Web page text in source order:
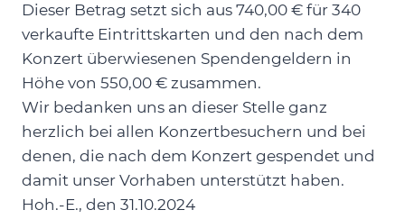
Dieser Betrag setzt sich aus 740,00 € für 340
verkaufte Eintrittskarten und den nach dem
Konzert überwiesenen Spendengeldern in
Höhe von 550,00 € zusammen.
Wir bedanken uns an dieser Stelle ganz
herzlich bei allen Konzertbesuchern und bei
denen, die nach dem Konzert gespendet und
damit unser Vorhaben unterstützt haben.
Hoh.-E., den 31.10.2024